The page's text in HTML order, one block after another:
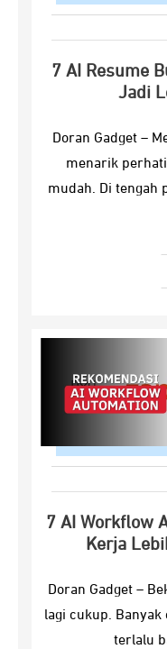
7 AI Resume
Jadi
Doran Gadget –
menarik
mudah. Di tengah
7 AI Workflow
Kerja
Doran Gadget –
lagi cukup.
terlalu